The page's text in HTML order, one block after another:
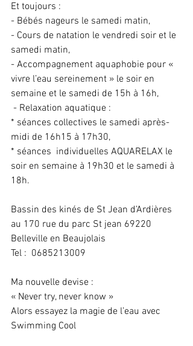
Et toujours :
- Bébés nageurs le samedi matin,
- Cours de natation le vendredi soir et le
samedi matin,
- Accompagnement aquaphobie pour «
vivre l’eau sereinement » le soir en
semaine et le samedi de 15h à 16h,
- Relaxation aquatique :
* séances collectives le samedi après-
midi de 16h15 à 17h30,
* séances  individuelles AQUARELAX le
soir en semaine à 19h30 et le samedi à
18h.
Bassin des kinés de St Jean d’Ardières
au 170 rue du parc St jean 69220
Belleville en Beaujolais
Tel :  0685213009
Ma nouvelle devise :
« Never try, never know »
Alors essayez la magie de l’eau avec
Swimming Cool